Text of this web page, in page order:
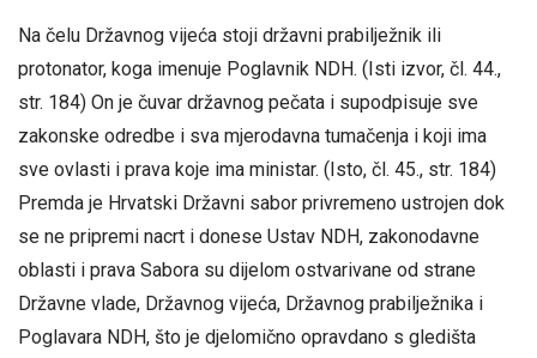
Na čelu Državnog vijeća stoji državni prabilježnik ili
protonator, koga imenuje Poglavnik NDH. (Isti izvor, čl. 44.,
str. 184) On je čuvar državnog pečata i supodpisuje sve
zakonske odredbe i sva mjerodavna tumačenja i koji ima
sve ovlasti i prava koje ima ministar. (Isto, čl. 45., str. 184)
Premda je Hrvatski Državni sabor privremeno ustrojen dok
se ne pripremi nacrt i donese Ustav NDH, zakonodavne
oblasti i prava Sabora su dijelom ostvarivane od strane
Državne vlade, Državnog vijeća, Državnog prabilježnika i
Poglavara NDH, što je djelomično opravdano s gledišta